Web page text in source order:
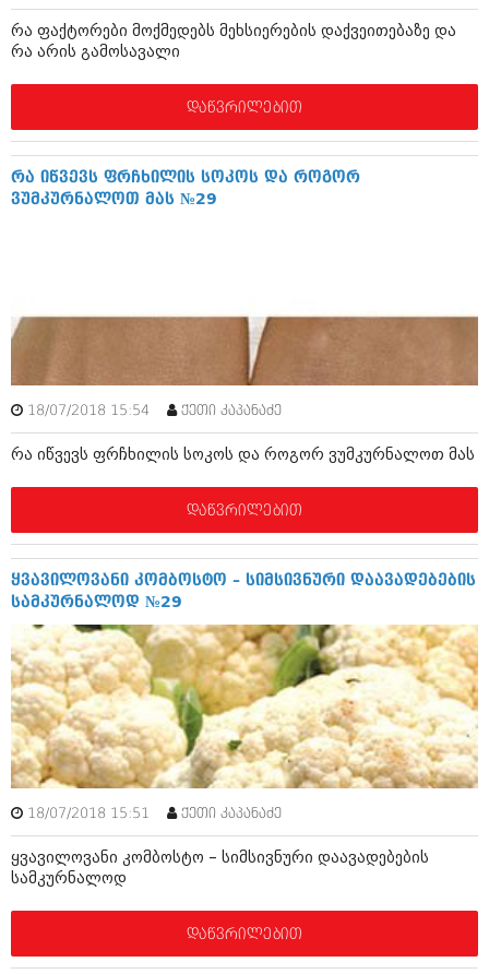
შოუბიზნესი
დაიჯესტი
ისტორია
სხვადასხვა
მაისი 2018 (211)
მარტი 2018 (256)
იანვარი 2018 (215)
დეკემბერი 2017 (243)
ნოემბერი 2017 (212)
აგვისტო 2017 (212)
ივლისი 2017 (233)
მაისი 2017 (216)
აპრილი 2017 (220)
მარტი 2017 (212)
თებერვალი 2017 (205)
იანვარი 2017 (246)
დეკემბერი 2016 (207)
ნოემბერი 2016 (207)
ოქტომბერი 2016 (257)
სექტემბერი 2016 (224)
აგვისტო 2016 (258)
ივლისი 2016 (211)
ივნისი 2016 (221)
მარტი 2016 (200)
თებერვალი 2016 (250)
ისტორია
რა ფაქტორები მოქმედებს მეხსიერების დაქვეითებაზე და
რა არის გამოსავალი
დაწვრილებით
რა იწვევს ფრჩხილის სოკოს და როგორ
ვუმკურნალოთ მას №29
18/07/2018 15:54 ქეთი კაპანაძე
რა იწვევს ფრჩხილის სოკოს და როგორ ვუმკურნალოთ მას
დაწვრილებით
ყვავილოვანი კომბოსტო – სიმსივნური დაავადებების
სამკურნალოდ №29
18/07/2018 15:51 ქეთი კაპანაძე
ყვავილოვანი კომბოსტო – სიმსივნური დაავადებების
სამკურნალოდ
დაწვრილებით